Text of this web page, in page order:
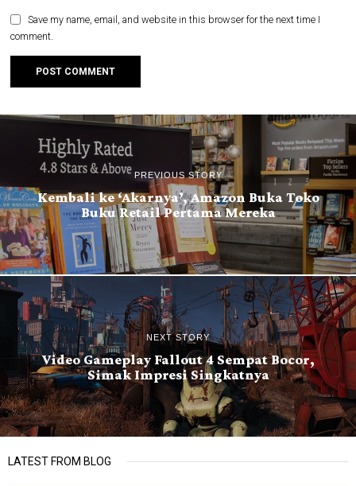
Save my name, email, and website in this browser for the next time I
comment.
PREVIOUS STORY
Kembali ke ‘Akarnya’, Amazon Buka Toko
Buku Retail Pertama Mereka
NEXT STORY
Video Gameplay Fallout 4 Sempat Bocor,
Simak Impresi Singkatnya
LATEST FROM BLOG